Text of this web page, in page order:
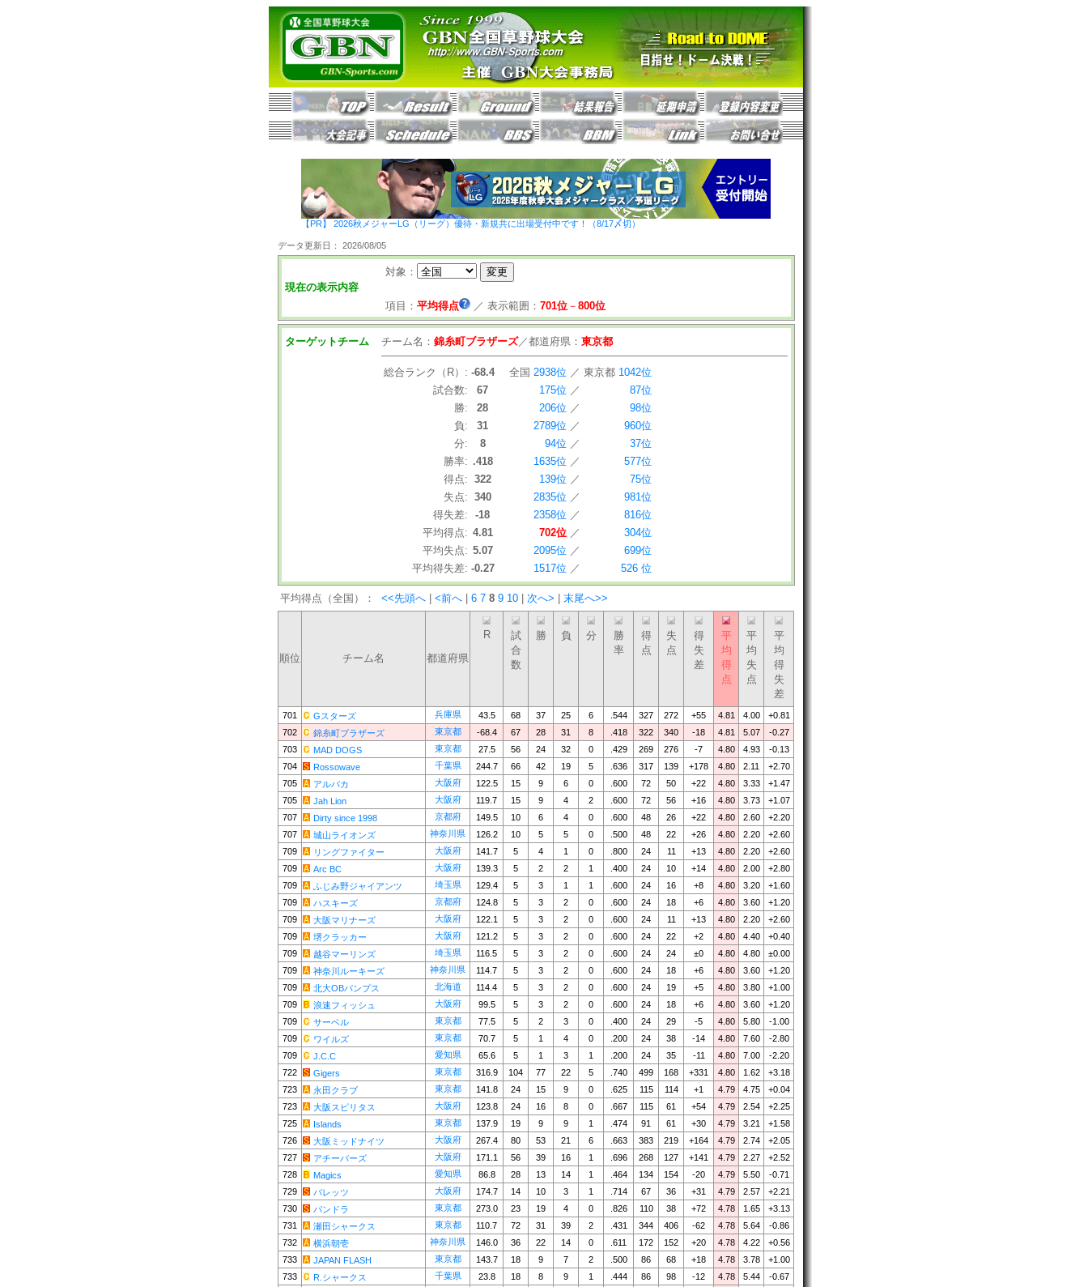
【PR】 2026秋メジャーLG（リーグ）優待・新規共に出場受付中です！（8/17〆切）
データ更新日： 2026/08/05
現在の表示内容
対象：
項目： 平均得点 ／ 表示範囲： 701位－ 800位
ターゲットチーム チーム名： 錦糸町ブラザーズ／都道府県： 東京都
総合ランク（R）: -68.4 全国 2938位 ／ 東京都 1042位
試合数:
67 175位 ／
87位
勝:
28 206位 ／
98位
負:
31 2789位 ／
960位
分:
8 94位 ／
37位
勝率: .418 1635位 ／
577位
得点: 322 139位 ／
75位
失点: 340 2835位 ／
981位
得失差:
-18 2358位 ／
816位
平均得点: 4.81 702位 ／
304位
平均失点: 5.07 2095位 ／
699位
平均得失差: -0.27 1517位 ／ 526 位
平均得点（全国）： <<先頭へ <前へ 6 7 8 9 10 次へ> 末尾へ>>
順位 チーム名 都道府県
R
試
合
数
勝 負 分
勝
率
得
点
失
点
得
失
差
平
均
得
点
平
均
失
点
平
均
得
失
差
701 Gスターズ 兵庫県 43.5 68 37 25 6 .544 327 272 +55 4.81 4.00
+0.81
702
錦糸町ブラザーズ 東京都 -68.4 67 28 31 8 .418 322 340 -18 4.81 5.07
-0.27
703
MAD DOGS 東京都 27.5 56 24 32 0 .429 269 276 -7 4.80 4.93
-0.13
704
Rossowave 千葉県 244.7 66 42 19 5 .636 317 139 +178 4.80 2.11
+2.70
705
アルパカ 大阪府 122.5 15 9 6 0 .600 72 50 +22 4.80 3.33
+1.47
705
Jah Lion 大阪府 119.7 15 9 4 2 .600 72 56 +16 4.80 3.73
+1.07
707
Dirty since 1998 京都府 149.5 10 6 4 0 .600 48 26 +22 4.80 2.60
+2.20
707
城山ライオンズ 神奈川県 126.2 10 5 5 0 .500 48 22 +26 4.80 2.20
+2.60
709
リングファイター 大阪府 141.7 5 4 1 0 .800 24 11 +13 4.80 2.20
+2.60
709
Arc BC 大阪府 139.3 5 2 2 1 .400 24 10 +14 4.80 2.00
+2.80
709
ふじみ野ジャイアンツ 埼玉県 129.4 5 3 1 1 .600 24 16 +8 4.80 3.20
+1.60
709
ハスキーズ 京都府 124.8 5 3 2 0 .600 24 18 +6 4.80 3.60
+1.20
709
大阪マリナーズ 大阪府 122.1 5 3 2 0 .600 24 11 +13 4.80 2.20
+2.60
709
堺クラッカー 大阪府 121.2 5 3 2 0 .600 24 22 +2 4.80 4.40
+0.40
709
越谷マーリンズ 埼玉県 116.5 5 3 2 0 .600 24 24 ±0 4.80 4.80
±0.00
709
神奈川ルーキーズ 神奈川県 114.7 5 3 2 0 .600 24 18 +6 4.80 3.60
+1.20
709
北大OBパンプス 北海道 114.4 5 3 2 0 .600 24 19 +5 4.80 3.80
+1.00
709
浪速フィッシュ 大阪府 99.5 5 3 2 0 .600 24 18 +6 4.80 3.60
+1.20
709
サーベル 東京都 77.5 5 2 3 0 .400 24 29 -5 4.80 5.80
-1.00
709
ワイルズ 東京都 70.7 5 1 4 0 .200 24 38 -14 4.80 7.60
-2.80
709
J.C.C 愛知県 65.6 5 1 3 1 .200 24 35 -11 4.80 7.00
-2.20
722
Gigers 東京都 316.9 104 77 22 5 .740 499 168 +331 4.80 1.62
+3.18
723
永田クラブ 東京都 141.8 24 15 9 0 .625 115 114 +1 4.79 4.75
+0.04
723
大阪スピリタス 大阪府 123.8 24 16 8 0 .667 115 61 +54 4.79 2.54
+2.25
725
Islands 東京都 137.9 19 9 9 1 .474 91 61 +30 4.79 3.21
+1.58
726
大阪ミッドナイツ 大阪府 267.4 80 53 21 6 .663 383 219 +164 4.79 2.74
+2.05
727
アチーバーズ 大阪府 171.1 56 39 16 1 .696 268 127 +141 4.79 2.27
+2.52
728
Magics 愛知県 86.8 28 13 14 1 .464 134 154 -20 4.79 5.50
-0.71
729
バレッツ 大阪府 174.7 14 10 3 1 .714 67 36 +31 4.79 2.57
+2.21
730
パンドラ 東京都 273.0 23 19 4 0 .826 110 38 +72 4.78 1.65
+3.13
731
瀬田シャークス 東京都 110.7 72 31 39 2 .431 344 406 -62 4.78 5.64
-0.86
732
横浜朝壱 神奈川県 146.0 36 22 14 0 .611 172 152 +20 4.78 4.22
+0.56
733
JAPAN FLASH 東京都 143.7 18 9 7 2 .500 86 68 +18 4.78 3.78
+1.00
733
R.シャークス 千葉県 23.8 18 8 9 1 .444 86 98 -12 4.78 5.44
-0.67